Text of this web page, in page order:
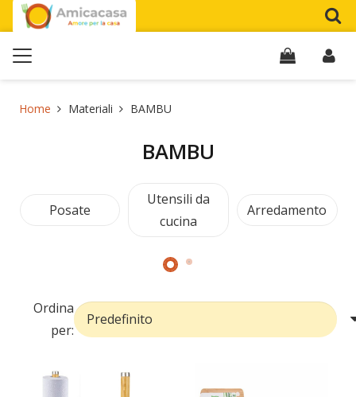
Home Materiali BAMBU
BAMBU
Posate
Utensili da
cucina
Arredamento
Ordina
per: